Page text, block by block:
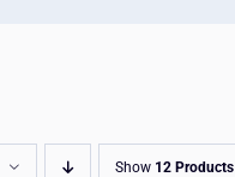
Show 12 Products